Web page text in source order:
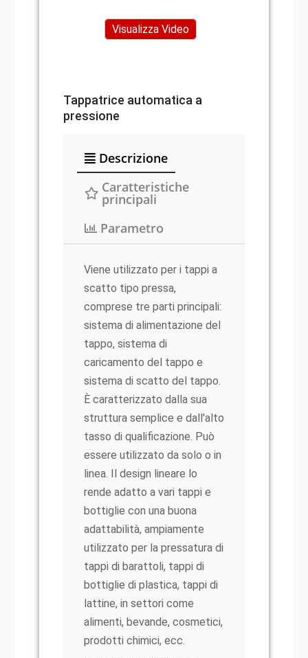
Visualizza Video
Tappatrice automatica a
pressione
Descrizione
Caratteristiche
principali
Parametro
Viene utilizzato per i tappi a
scatto tipo pressa,
comprese tre parti principali:
sistema di alimentazione del
tappo, sistema di
caricamento del tappo e
sistema di scatto del tappo.
È caratterizzato dalla sua
struttura semplice e dall'alto
tasso di qualificazione. Può
essere utilizzato da solo o in
linea. Il design lineare lo
rende adatto a vari tappi e
bottiglie con una buona
adattabilità, ampiamente
utilizzato per la pressatura di
tappi di barattoli, tappi di
bottiglie di plastica, tappi di
lattine, in settori come
alimenti, bevande, cosmetici,
prodotti chimici, ecc.